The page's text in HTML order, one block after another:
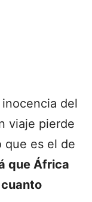
del
viaje pierde
que es el de
que África